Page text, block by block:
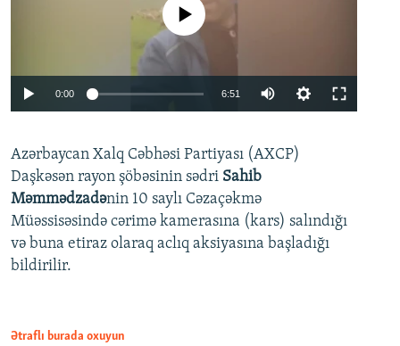
Auto 240p 360p
720p 1080p
No media source currently available
0:00 6:51
360p
720p
1080p
Azərbaycan Xalq Cəbhəsi Partiyası (AXCP)
Daşkəsən rayon şöbəsinin sədri Sahib
Məmmədzadənin 10 saylı Cəzaçəkmə
Müəssisəsində cərimə kamerasına (kars) salındığı
və buna etiraz olaraq aclıq aksiyasına başladığı
bildirilir.
Ətraflı burada oxuyun